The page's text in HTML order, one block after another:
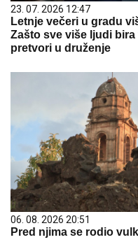
23. 07. 2026 12:47
Letnje večeri u gradu
Zašto sve više ljudi
pretvori u druženje
06. 08. 2026 20:51
Pred njima se rodio